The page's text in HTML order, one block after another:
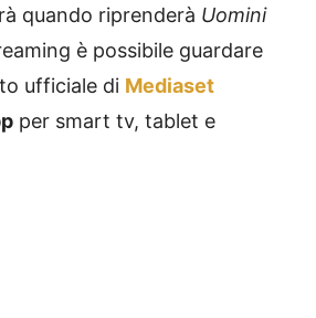
quando riprenderà Uomini
è possibile guardare
ufficiale di Mediaset
per smart tv, tablet e